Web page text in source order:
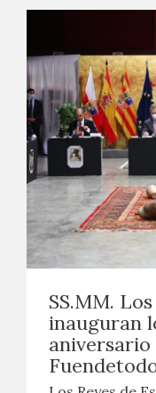
SS.MM.
inauguran
aniversario